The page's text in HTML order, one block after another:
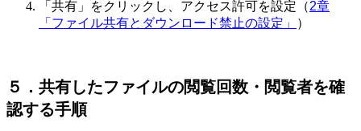
「共有」をクリックし、アクセス許可を設定（2章
「ファイル共有とダウンロード禁止の設定」
）
５．共有したファイルの閲覧回数・閲覧者を確
認する手順